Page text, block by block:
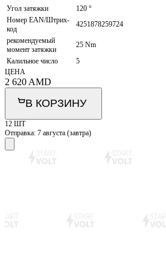
Угол затяжки
120 °
Номер EAN/Штрих-
код
4251878259724
рекомендуемый
момент затяжки
25 Nm
Калильное число
5
ЦЕНА
2 620 AMD
В КОРЗИНУ
12 ШТ
Отправка: 7 августа (завтра)